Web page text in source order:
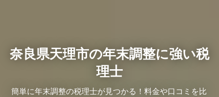
奈良県天理市の年末調整に強い税
理士
簡単に年末調整の税理士が見つかる！料金や口コミを比